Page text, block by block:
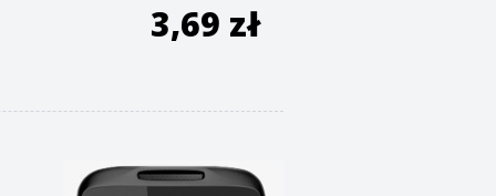
3,69 zł